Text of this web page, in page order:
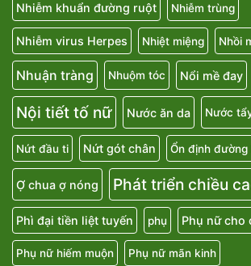
Nhiễm khuẩn đường ruột Nhiễm trùng
Nhiễm virus Herpes Nhiệt miệng Nhồi
Nhuận tràng Nhuộm tóc Nổi mề đay
Nội tiết tố nữ Nước ăn da Nước
Nứt đầu ti Nứt gót chân Ổn định
Ợ chua ợ nóng Phát triển chiều
Phì đại tiền liệt tuyến phụ Phụ nữ cho
Phụ nữ hiếm muộn Phụ nữ mãn kinh